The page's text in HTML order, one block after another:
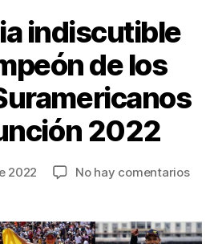
indiscutible
de los
2022
2022 No hay comentariosen